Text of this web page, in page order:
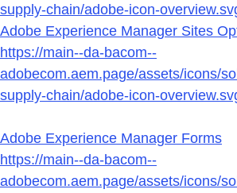
supply-chain/adobe-icon-
Adobe Experience Manager Sites
https://main--da-bacom--
adobecom.aem.page/assets/icons/
supply-chain/adobe-icon-
Adobe Experience Manager Forms
https://main--da-bacom--
adobecom.aem.page/assets/icons/